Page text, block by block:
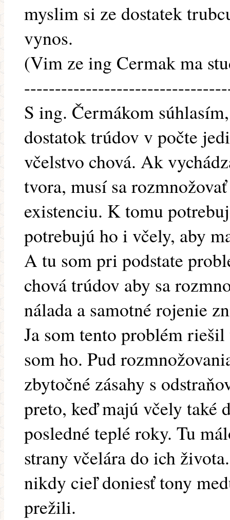
myslim si ze dostatek
vynos.
(Vim ze ing Cermak ma
S ing. Čermákom
dostatok trúdov v počte
včelstvo chová. Ak
tvora, musí sa
existenciu. K tomu
potrebujú ho i včely, aby
A tu som pri podstate
chová trúdov aby sa
nálada a samotné rojenie
Ja som tento problém
som ho. Pud
zbytočné zásahy s
preto, keď majú včely také
posledné teplé roky. Tu
strany včelára do ich
nikdy cieľ doniesť tony
prežili.